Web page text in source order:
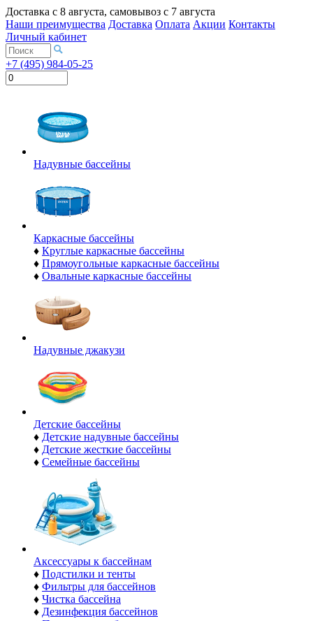
Доставка с 8 августа, самовывоз с 7 августа
Наши преимущества Доставка Оплата Акции Контакты
Личный кабинет
+7 (495) 984-05-25
Надувные бассейны
Каркасные бассейны
♦ Круглые каркасные бассейны
♦ Прямоугольные каркасные бассейны
♦ Овальные каркасные бассейны
Надувные джакузи
Детские бассейны
♦ Детские надувные бассейны
♦ Детские жесткие бассейны
♦ Семейные бассейны
Аксессуары к бассейнам
♦ Подстилки и тенты
♦ Фильтры для бассейнов
♦ Чистка бассейна
♦ Дезинфекция бассейнов